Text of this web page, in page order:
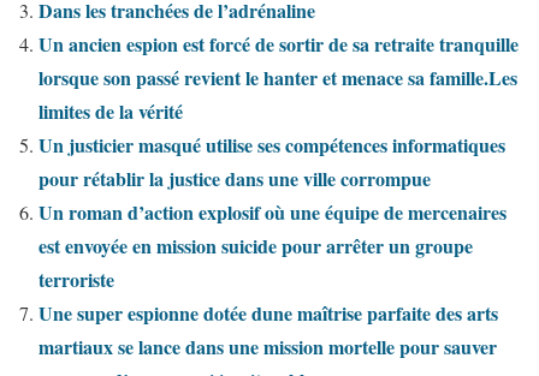
Dans les tranchées de l’adrénaline
Un ancien espion est forcé de sortir de sa retraite tranquille
lorsque son passé revient le hanter et menace sa famille.Les
limites de la vérité
Un justicier masqué utilise ses compétences informatiques
pour rétablir la justice dans une ville corrompue
Un roman d’action explosif où une équipe de mercenaires
est envoyée en mission suicide pour arrêter un groupe
terroriste
Une super espionne dotée dune maîtrise parfaite des arts
martiaux se lance dans une mission mortelle pour sauver